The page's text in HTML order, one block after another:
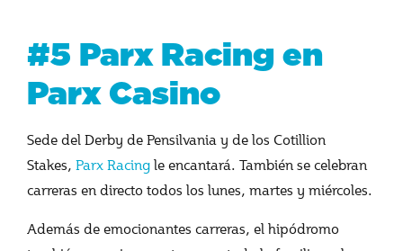
#5 Parx Racing en
Parx Casino
Sede del Derby de Pensilvania y de los Cotillion
Stakes, Parx Racingle encantará. También se celebran
carreras en directo todos los lunes, martes y miércoles.
Además de emocionantes carreras, el hipódromo